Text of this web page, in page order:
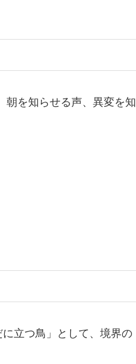
朝を知らせる声、異変を知
立つ鳥」として、境界の